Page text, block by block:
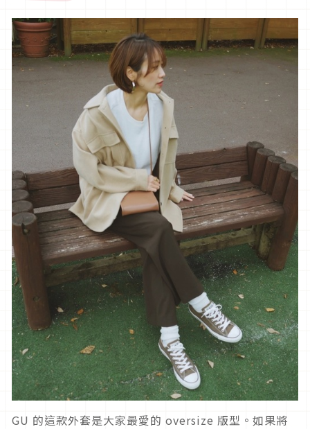
GU 的這款外套是大家最愛的 oversize 版型。如果將